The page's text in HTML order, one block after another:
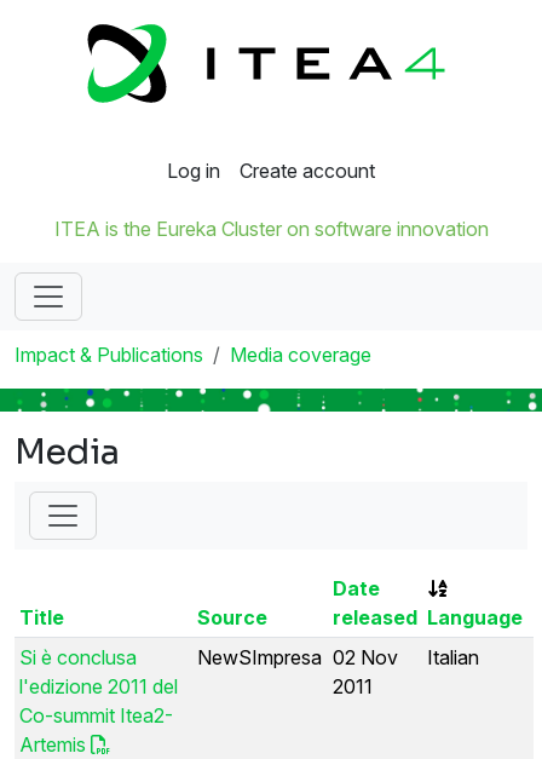
Log in Create account
ITEA is the Eureka Cluster on software innovation
Impact & Publications Media coverage
Media
Title Source
Date
released Language
Si è conclusa
l'edizione 2011 del
Co-summit Itea2-
Artemis
NewSImpresa 02 Nov
2011
Italian